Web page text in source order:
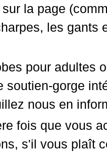
la page
les gants
pour adultes
soutien-gorge
nous en
fois que vous
s'il vous plaît